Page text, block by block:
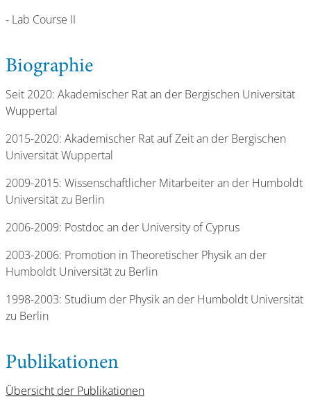
- Lab Course II
Biographie
Seit 2020: Akademischer Rat an der Bergischen Universität
Wuppertal
2015-2020: Akademischer Rat auf Zeit an der Bergischen
Universität Wuppertal
2009-2015: Wissenschaftlicher Mitarbeiter an der Humboldt
Universität zu Berlin
2006-2009: Postdoc an der University of Cyprus
2003-2006: Promotion in Theoretischer Physik an der
Humboldt Universität zu Berlin
1998-2003: Studium der Physik an der Humboldt Universität
zu Berlin
Publikationen
Übersicht der Publikationen